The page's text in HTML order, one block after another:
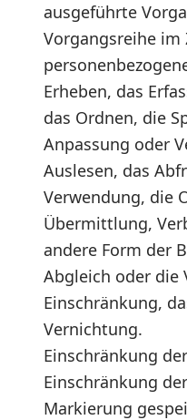
ausgeführte
Vorgangsreihe
Erheben, das
das Ordnen, die
Anpassung oder
Auslesen, das
Verwendung, die
Übermittlung,
andere Form der
Abgleich oder die
Einschränkung,
Vernichtung.
Einschränkung
Einschränkung
Markierung